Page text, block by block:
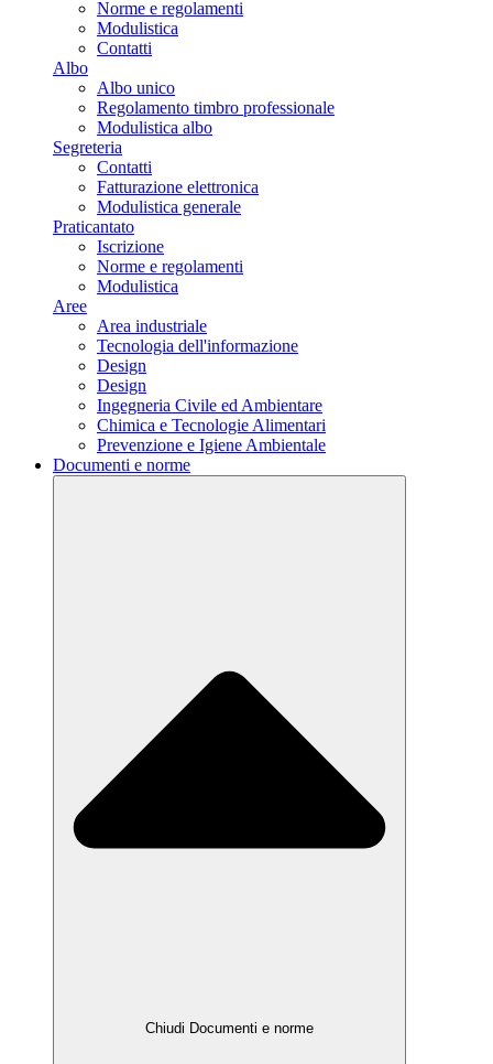
Norme e regolamenti
Modulistica
Contatti
Albo
Albo unico
Regolamento timbro professionale
Modulistica albo
Segreteria
Contatti
Fatturazione elettronica
Modulistica generale
Praticantato
Iscrizione
Norme e regolamenti
Modulistica
Aree
Area industriale
Tecnologia dell'informazione
Design
Design
Ingegneria Civile ed Ambientare
Chimica e Tecnologie Alimentari
Prevenzione e Igiene Ambientale
Documenti e norme
Chiudi Documenti e norme